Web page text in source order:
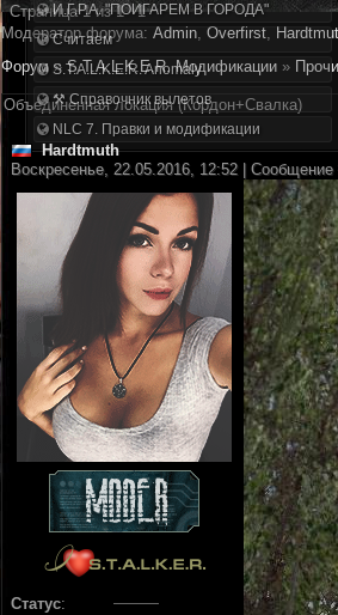
И.Г.Р.А. "ПОИГАРЕМ В ГОРОДА"
Считаем
S.T.A.L.K.E.R. Anomaly
⚒ Справочник вылетов
NLC 7. Правки и модификации
Страница1из1
1
Модератор форума: Аdmin, Overfirst,
Форум » S.T.A.L.K.E.R. Модификации »
Объединенная локация (Кордон+Свалка)
Hardtmuth
Воскресенье, 22.05.2016, 12:52 | Сообщение
Статус: